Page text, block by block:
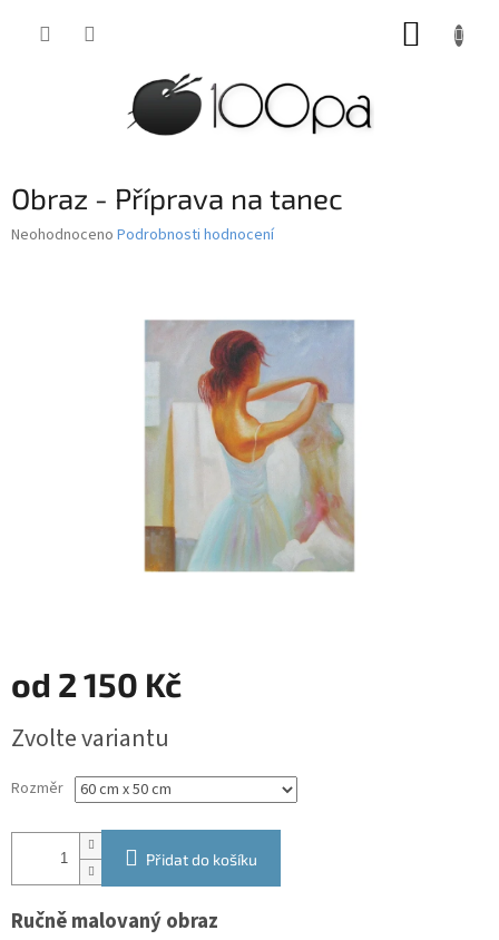
Obraz - Příprava na tanec
Průměrné
Neohodnoceno Podrobnosti hodnocení
od 2 150 Kč
cena:
Zvolte variantu
Rozměr
Přidat do košíku
Ručně malovaný obraz